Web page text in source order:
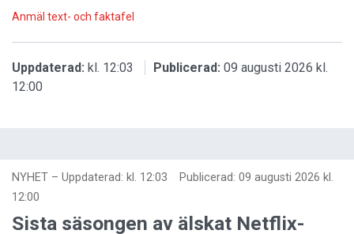
Anmäl text- och faktafel
Uppdaterad: kl. 12:03 Publicerad: 09 augusti 2026 kl.
12:00
NYHET – Uppdaterad: kl. 12:03 Publicerad: 09 augusti 2026 kl.
12:00
Sista säsongen av älskat Netflix-